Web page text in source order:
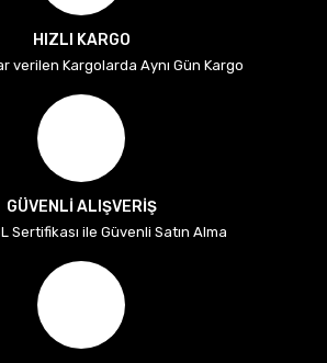
HIZLI KARGO
verilen Kargolarda Aynı Gün Kargo
GÜVENLİ ALIŞVERİŞ
Sertifikası ile Güvenli Satın Alma